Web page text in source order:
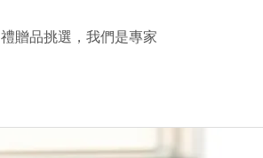
禮贈品挑選，我們是專家